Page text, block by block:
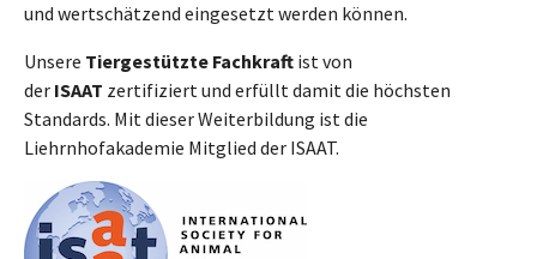
und wertschätzend eingesetzt werden können.
Unsere Tiergestützte Fachkraft ist von
der ISAAT zertifiziert und erfüllt damit die höchsten
Standards. Mit dieser Weiterbildung ist die
Liehrnhofakademie Mitglied der ISAAT.